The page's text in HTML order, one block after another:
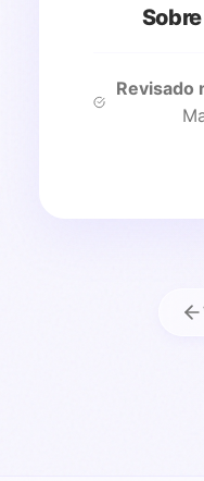
Revisado